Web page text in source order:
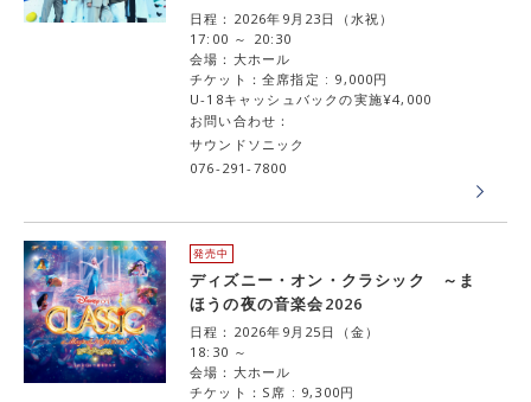
日程：2026年9月23日（水祝）
17:00 ～ 20:30
会場：大ホール
チケット：全席指定 : 9,000円
U-18キャッシュバックの実施¥4,000
お問い合わせ：
サウンドソニック
076-291-7800
発売中
ディズニー・オン・クラシック ～ま
ほうの夜の音楽会2026
日程：2026年9月25日（金）
18:30 ～
会場：大ホール
チケット：S席 : 9,300円